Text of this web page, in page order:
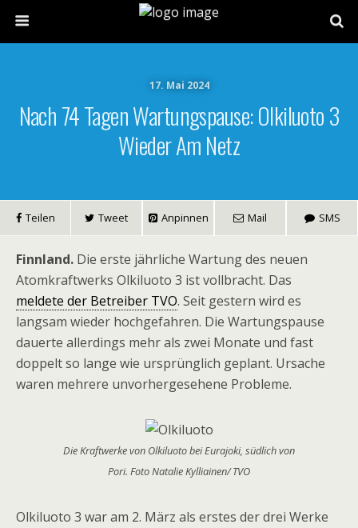
17. Mai 2024
Nach 74 Tagen Wartungspause: Olkiluoto 3
Wieder Am Netz
Teilen Tweet Anpinnen Mail SMS
Finnland. Die erste jährliche Wartung des neuen
Atomkraftwerks Olkiluoto 3 ist vollbracht. Das
meldete der Betreiber TVO. Seit gestern wird es
langsam wieder hochgefahren. Die Wartungspause
dauerte allerdings mehr als zwei Monate und fast
doppelt so lange wie ursprünglich geplant. Ursache
waren mehrere unvorhergesehene Probleme.
Die Kraftwerke von Olkiluoto bei Eurajoki, südlich von
Pori. Foto Natalie Kylliainen/ TVO
Olkiluoto 3 war am 2. März als erstes der drei Werke